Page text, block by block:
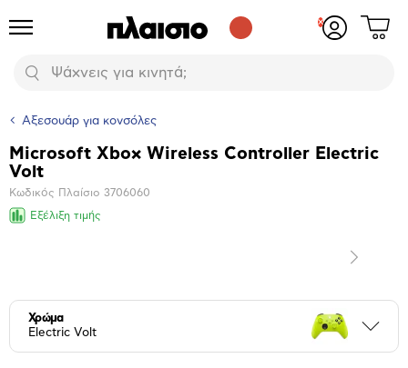
Προϊόντα
Αναζήτηση
Δες
Αξεσουάρ για κονσόλες
Βασικά
χαρακτηριστικά
Microsoft Xbox Wireless Controller Electric
Volt
Κωδικός Πλαίσιο 3706060
Εξέλιξη τιμής
Επόμενο
Χρώμα
Electric Volt